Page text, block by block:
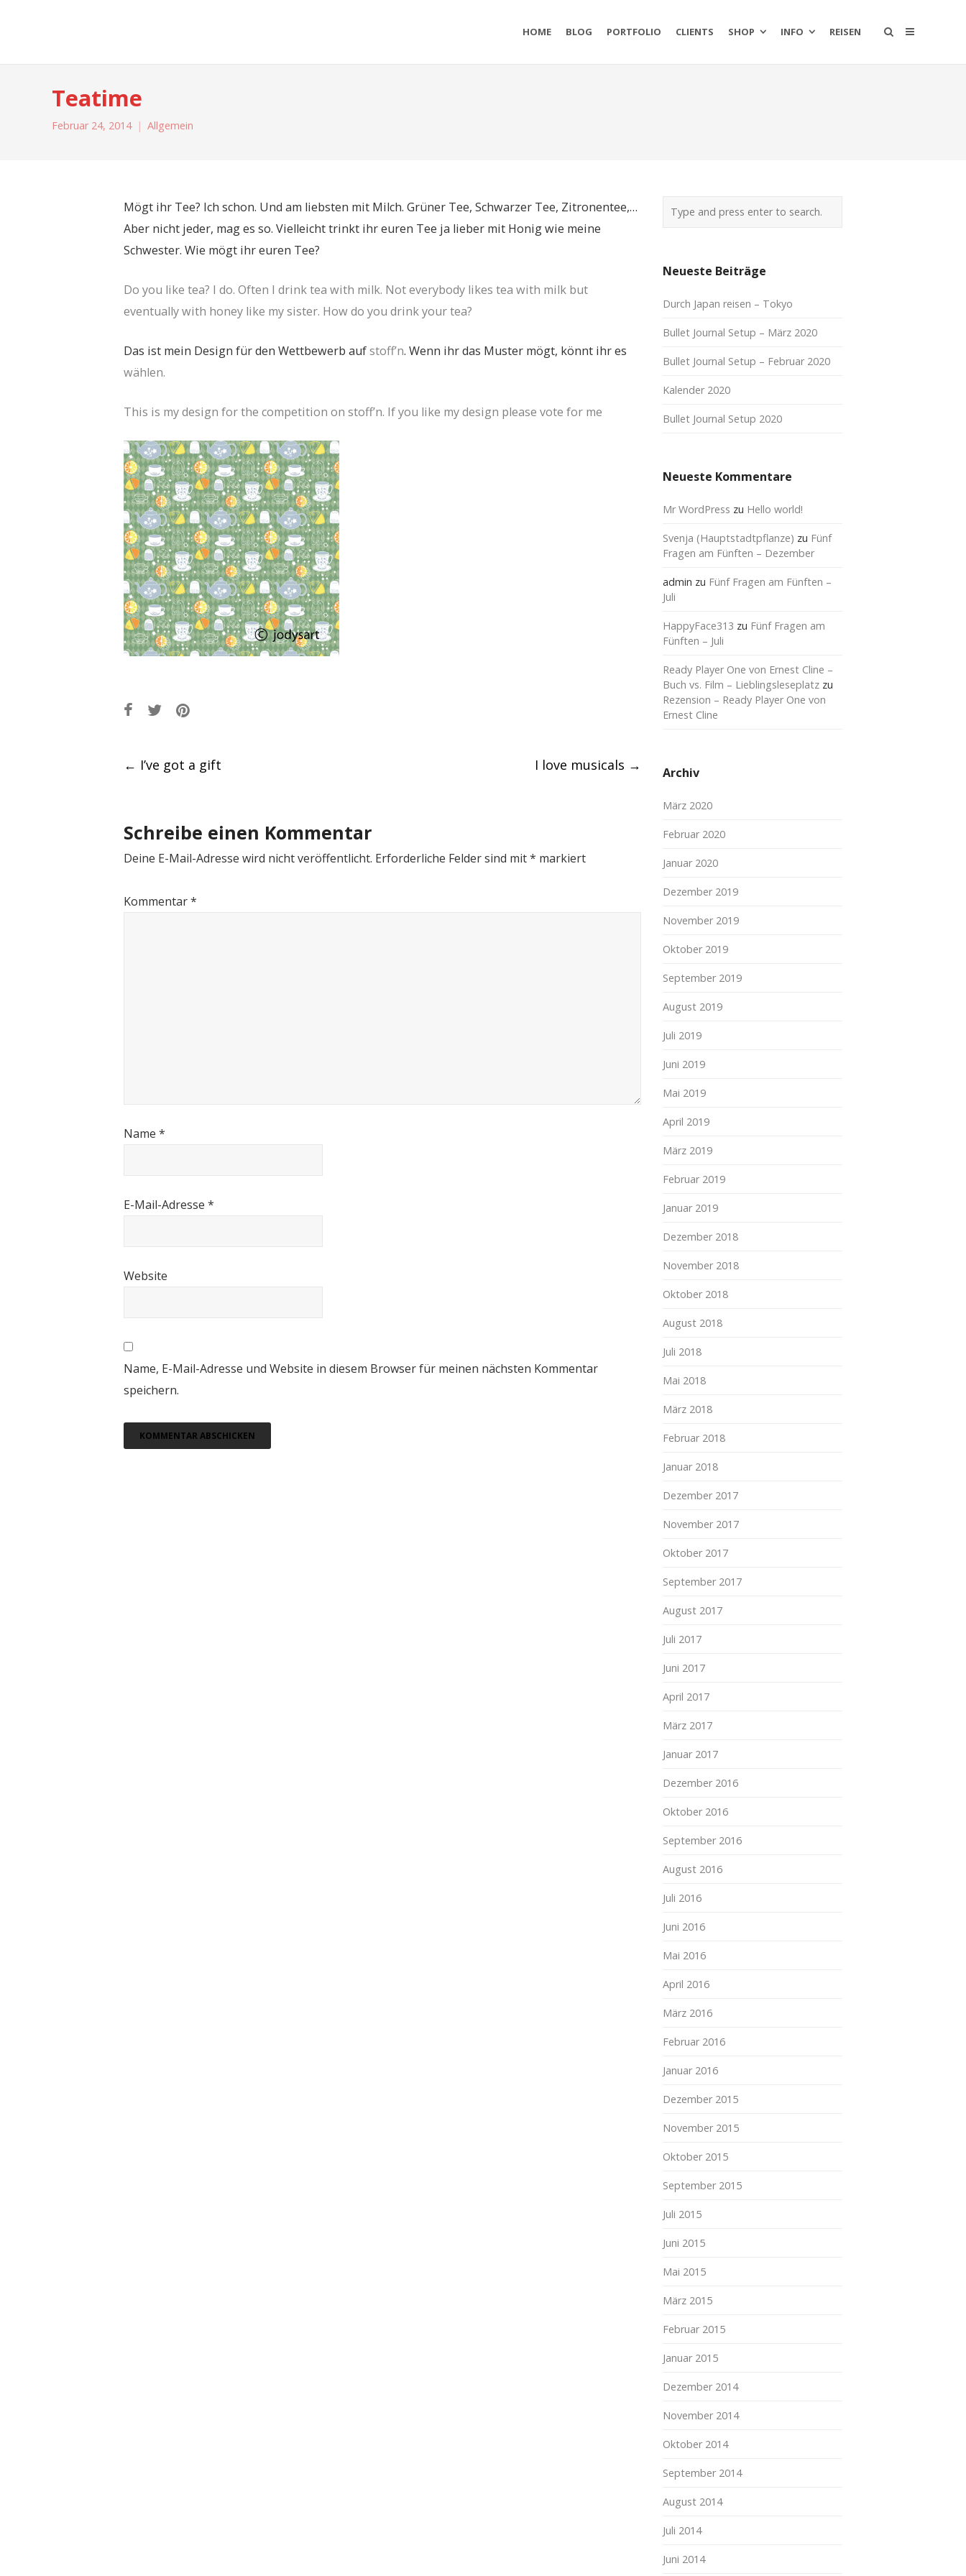
HOME BLOG PORTFOLIO CLIENTS SHOP INFO REISEN
Teatime
Februar 24, 2014 Allgemein
Mögt ihr Tee? Ich schon. Und am liebsten mit Milch. Grüner Tee, Schwarzer Tee, Zitronentee,…
Aber nicht jeder, mag es so. Vielleicht trinkt ihr euren Tee ja lieber mit Honig wie meine
Schwester. Wie mögt ihr euren Tee?
Do you like tea? I do. Often I drink tea with milk. Not everybody likes tea with milk but
eventually with honey like my sister. How do you drink your tea?
Das ist mein Design für den Wettbewerb aufstoff’n. Wenn ihr das Muster mögt, könnt ihr es
wählen.
This is my design for the competition on stoff’n. If you like my design please vote for me
Post
← I’ve got a gift I love musicals →
Schreibe einen Kommentar
Deine E-Mail-Adresse wird nicht veröffentlicht. Erforderliche Felder sind mit* markiert
Kommentar*
Name *
E-Mail-Adresse *
Website
Name, E-Mail-Adresse und Website in diesem Browser für meinen nächsten Kommentar
speichern.
Neueste Beiträge
Durch Japan reisen – Tokyo
Bullet Journal Setup – März 2020
Bullet Journal Setup – Februar 2020
Kalender 2020
Bullet Journal Setup 2020
Neueste Kommentare
Mr WordPress zu Hello world!
Svenja (Hauptstadtpflanze) zu Fünf
Fragen am Fünften – Dezember
admin zu Fünf Fragen am Fünften –
Juli
HappyFace313 zu Fünf Fragen am
Fünften – Juli
Ready Player One von Ernest Cline –
Buch vs. Film – Lieblingsleseplatz zu
Rezension – Ready Player One von
Ernest Cline
Archiv
März 2020
Februar 2020
Januar 2020
Dezember 2019
November 2019
Oktober 2019
September 2019
August 2019
Juli 2019
Juni 2019
Mai 2019
April 2019
März 2019
Februar 2019
Januar 2019
Dezember 2018
November 2018
Oktober 2018
August 2018
Juli 2018
Mai 2018
März 2018
Februar 2018
Januar 2018
Dezember 2017
November 2017
Oktober 2017
September 2017
August 2017
Juli 2017
Juni 2017
April 2017
März 2017
Januar 2017
Dezember 2016
Oktober 2016
September 2016
August 2016
Juli 2016
Juni 2016
Mai 2016
April 2016
März 2016
Februar 2016
Januar 2016
Dezember 2015
November 2015
Oktober 2015
September 2015
Juli 2015
Juni 2015
Mai 2015
März 2015
Februar 2015
Januar 2015
Dezember 2014
November 2014
Oktober 2014
September 2014
August 2014
Juli 2014
Juni 2014